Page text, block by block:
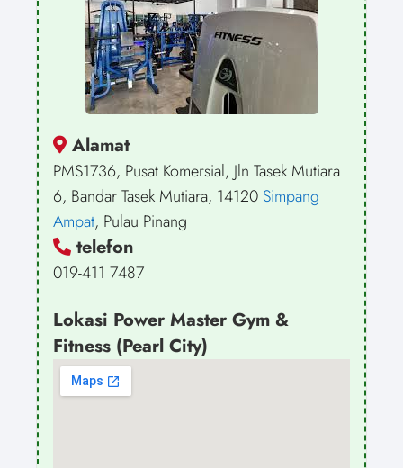
Alamat
PMS1736, Pusat Komersial, Jln Tasek Mutiara
6, Bandar Tasek Mutiara, 14120 Simpang
Ampat, Pulau Pinang
telefon
019-411 7487
Lokasi Power Master Gym &
Fitness (Pearl City)